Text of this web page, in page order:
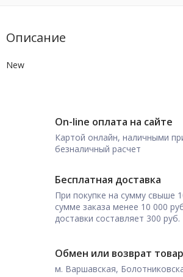
Описание
New
On-line оплата на сайте
Картой онлайн, наличными
безналичный расчет
Бесплатная доставка
При покупке на сумму свыше
сумме заказа менее 10 000
доставки составляет 300 руб.
Обмен или возврат
м. Варшавская,